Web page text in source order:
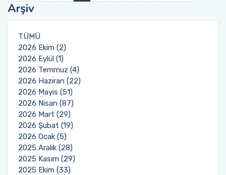
Arşiv
TÜMÜ
2026 Ekim (2)
2026 Eylül (1)
2026 Temmuz (4)
2026 Haziran (22)
2026 Mayıs (51)
2026 Nisan (87)
2026 Mart (29)
2026 Şubat (19)
2026 Ocak (5)
2025 Aralık (28)
2025 Kasım (29)
2025 Ekim (33)